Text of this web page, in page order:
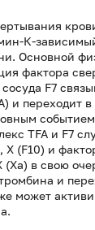
К-
Основной
фактора
F7
и переходит
TFA и F7
(F10) и
в свою
и
может